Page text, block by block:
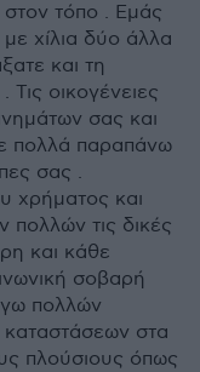
στον τόπο . Εμάς
χίλια δύο άλλα
και τη
οικογένειες
σας και
πολλά παραπάνω
σας .
χρήματος και
τις δικές
και κάθε
σοβαρή
πολλών
καταστάσεων στα
πλούσιους όπως